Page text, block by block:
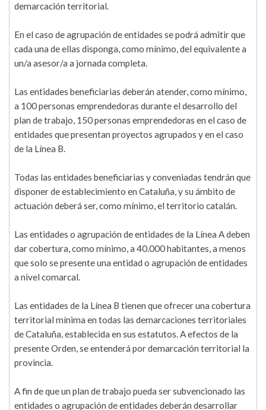
demarcación territorial.
En el caso de agrupación de entidades se podrá admitir que
cada una de ellas disponga, como mínimo, del equivalente a
un/a asesor/a a jornada completa.
Las entidades beneficiarias deberán atender, como mínimo,
a 100 personas emprendedoras durante el desarrollo del
plan de trabajo, 150 personas emprendedoras en el caso de
entidades que presentan proyectos agrupados y en el caso
de la Línea B.
Todas las entidades beneficiarias y conveniadas tendrán que
disponer de establecimiento en Cataluña, y su ámbito de
actuación deberá ser, como mínimo, el territorio catalán.
Las entidades o agrupación de entidades de la Línea A deben
dar cobertura, como mínimo, a 40.000 habitantes, a menos
que solo se presente una entidad o agrupación de entidades
a nivel comarcal.
Las entidades de la Línea B tienen que ofrecer una cobertura
territorial mínima en todas las demarcaciones territoriales
de Cataluña, establecida en sus estatutos. A efectos de la
presente Orden, se entenderá por demarcación territorial la
provincia.
A fin de que un plan de trabajo pueda ser subvencionado las
entidades o agrupación de entidades deberán desarrollar